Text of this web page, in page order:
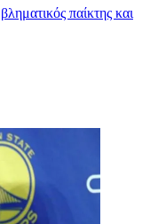
παίκτης και